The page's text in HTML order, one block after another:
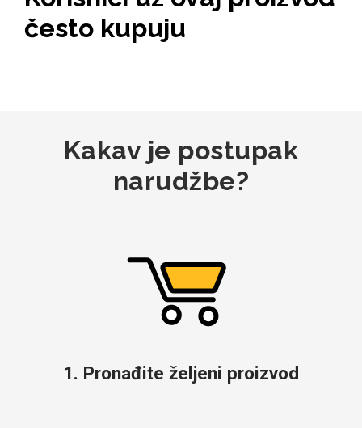
često kupuju
Kakav je postupak
narudžbe?
1. Pronađite željeni proizvod
Crtani filmovi
Obiteljski motivi